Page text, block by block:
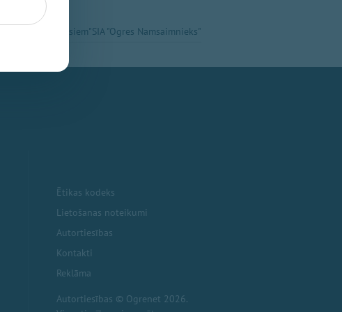
"Ogres Vēstis Visiem"SIA "Ogres Namsaimnieks"
Ētikas kodeks
Lietošanas noteikumi
Autortiesības
Kontakti
Reklāma
Autortiesības © Ogrenet 2026.